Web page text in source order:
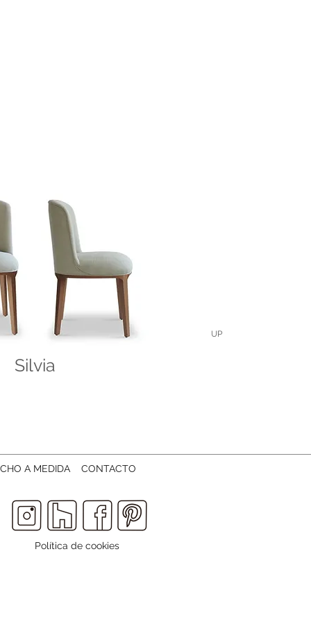
Silvia
UP
A MEDIDA CONTACTO
Política de cookies